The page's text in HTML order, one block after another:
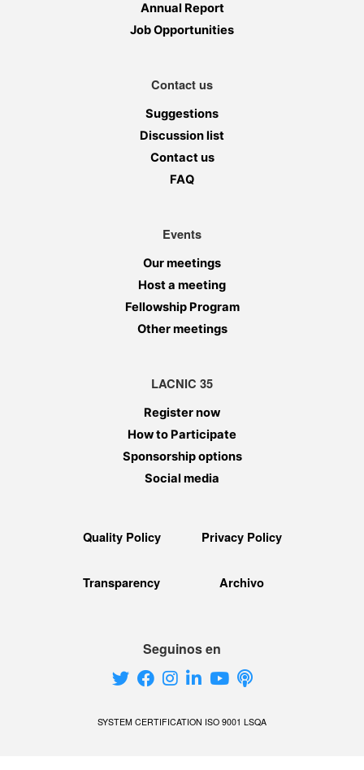
Annual Report
Job Opportunities
Contact us
Suggestions
Discussion list
Contact us
FAQ
Events
Our meetings
Host a meeting
Fellowship Program
Other meetings
LACNIC 35
Register now
How to Participate
Sponsorship options
Social media
Quality Policy Privacy Policy
Transparency Archivo
Seguinos en
SYSTEM CERTIFICATION ISO 9001 LSQA